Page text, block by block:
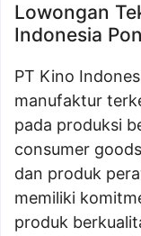
Lowongan
Indonesia
PT Kino
manufaktur
pada produksi
consumer
dan produk
memiliki
produk